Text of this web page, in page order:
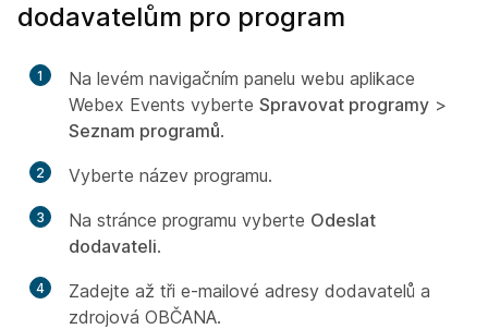
dodavatelům pro program
1
Na levém navigačním panelu webu aplikace
Webex Events vyberte Spravovat programy >
Seznam programů.
2 Vyberte název programu.
3 Na stránce programu vyberte Odeslat
dodavateli.
4
Zadejte až tři e-mailové adresy dodavatelů a
zdrojová OBČANA.